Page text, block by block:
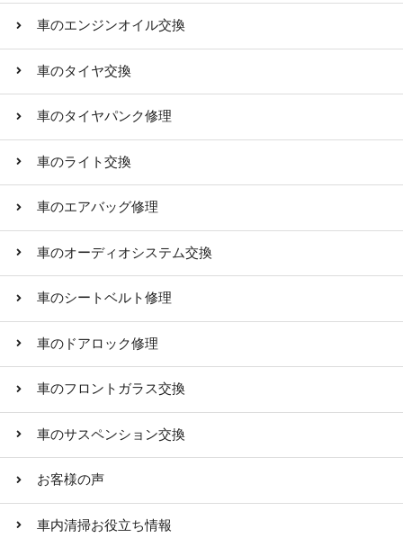
車のエンジンオイル交換
車のタイヤ交換
車のタイヤパンク修理
車のライト交換
車のエアバッグ修理
車のオーディオシステム交換
車のシートベルト修理
車のドアロック修理
車のフロントガラス交換
車のサスペンション交換
お客様の声
車内清掃お役立ち情報